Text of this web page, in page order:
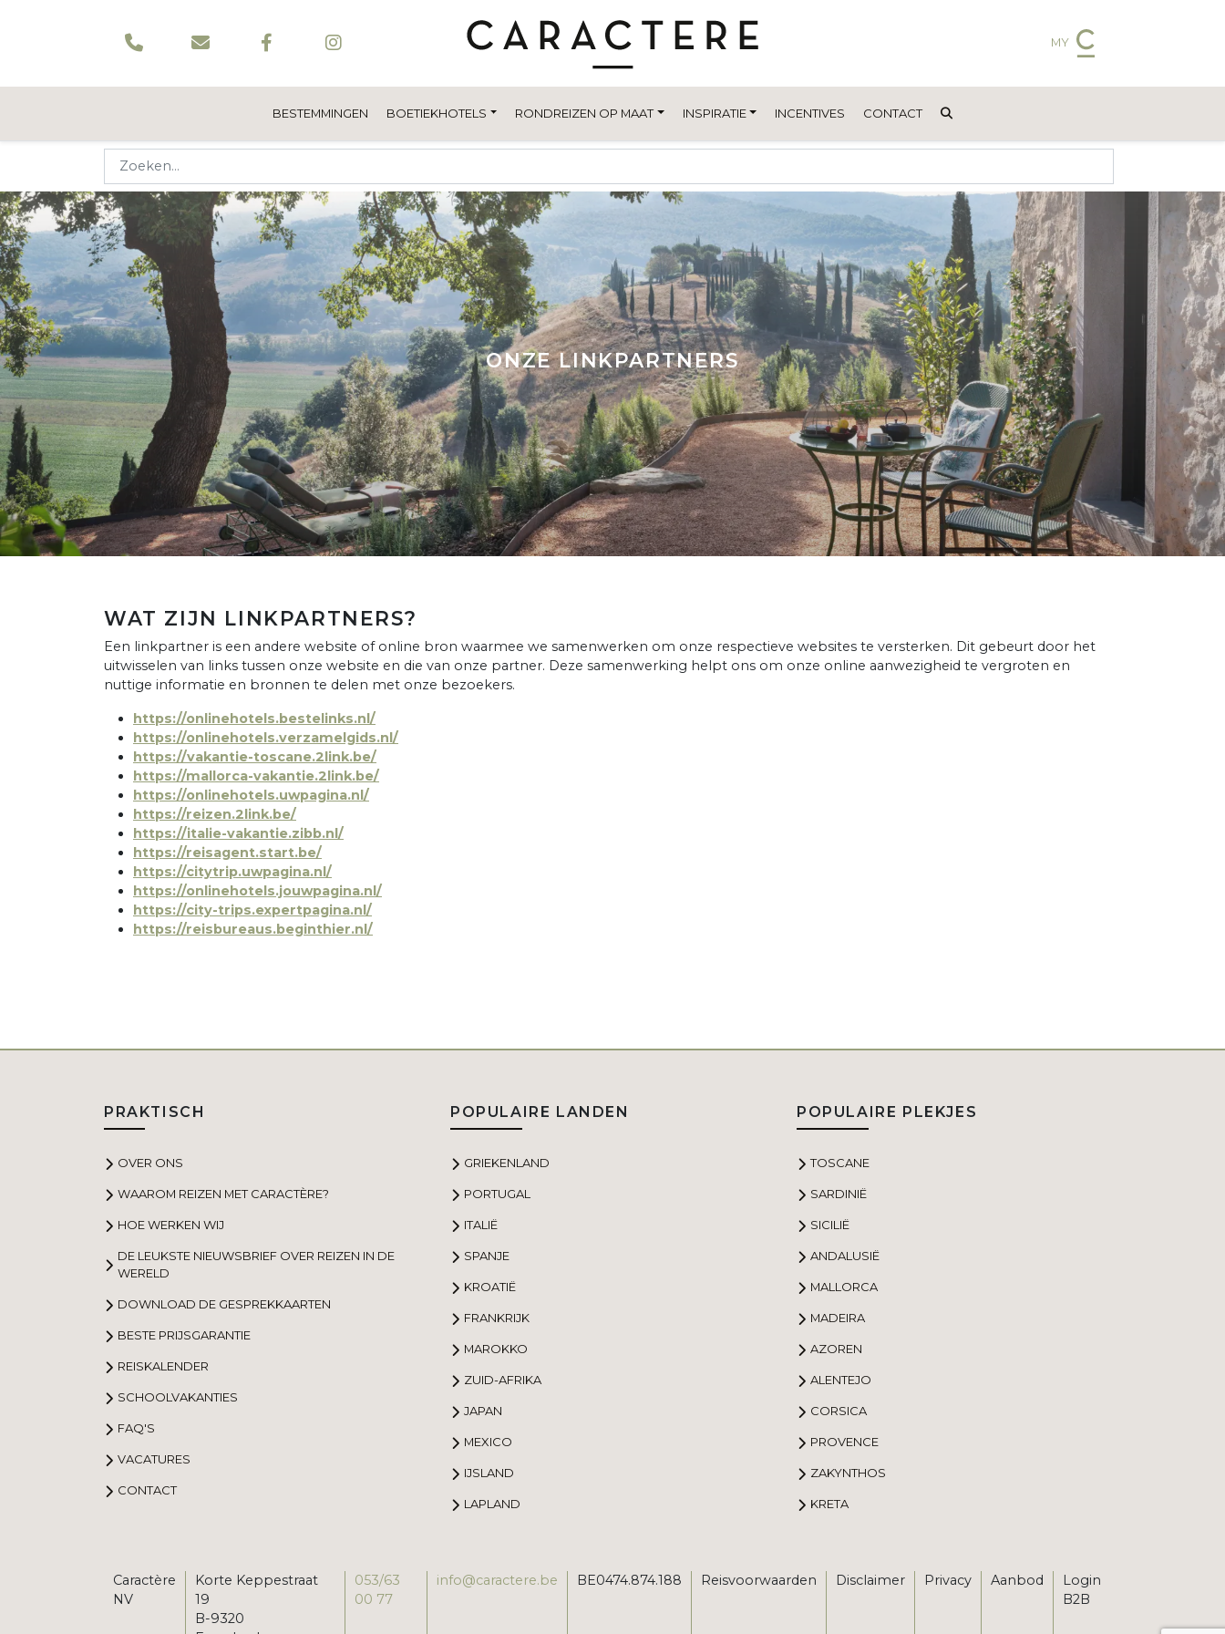
MY
BESTEMMINGEN BOETIEKHOTELS RONDREIZEN OP MAAT INSPIRATIE INCENTIVES CONTACT
ONZE LINKPARTNERS
WAT ZIJN LINKPARTNERS?
Een linkpartner is een andere website of online bron waarmee we samenwerken om onze respectieve websites te versterken. Dit gebeurt door het
uitwisselen van links tussen onze website en die van onze partner. Deze samenwerking helpt ons om onze online aanwezigheid te vergroten en
nuttige informatie en bronnen te delen met onze bezoekers.
https://onlinehotels.bestelinks.nl/
https://onlinehotels.verzamelgids.nl/
https://vakantie-toscane.2link.be/
https://mallorca-vakantie.2link.be/
https://onlinehotels.uwpagina.nl/
https://reizen.2link.be/
https://italie-vakantie.zibb.nl/
https://reisagent.start.be/
https://citytrip.uwpagina.nl/
https://onlinehotels.jouwpagina.nl/
https://city-trips.expertpagina.nl/
https://reisbureaus.beginthier.nl/
PRAKTISCH
OVER ONS
WAAROM REIZEN MET CARACTÈRE?
HOE WERKEN WIJ
DE LEUKSTE NIEUWSBRIEF OVER REIZEN IN DE
WERELD
DOWNLOAD DE GESPREKKAARTEN
BESTE PRIJSGARANTIE
REISKALENDER
SCHOOLVAKANTIES
FAQ'S
VACATURES
CONTACT
POPULAIRE LANDEN
GRIEKENLAND
PORTUGAL
ITALIË
SPANJE
KROATIË
FRANKRIJK
MAROKKO
ZUID-AFRIKA
JAPAN
MEXICO
IJSLAND
LAPLAND
POPULAIRE PLEKJES
TOSCANE
SARDINIË
SICILIË
ANDALUSIË
MALLORCA
MADEIRA
AZOREN
ALENTEJO
CORSICA
PROVENCE
ZAKYNTHOS
KRETA
Caractère
NV
Korte Keppestraat
19
B-9320
053/63
00 77
info@caractere.be BE0474.874.188 Reisvoorwaarden Disclaimer Privacy Aanbod
Login
B2B